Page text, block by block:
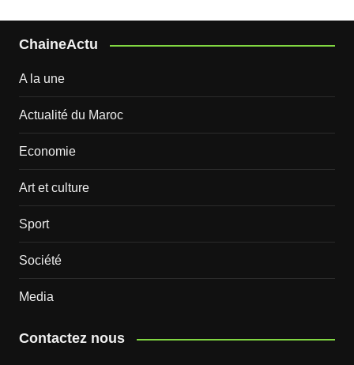
ChaineActu
A la une
Actualité du Maroc
Economie
Art et culture
Sport
Société
Media
Contactez nous